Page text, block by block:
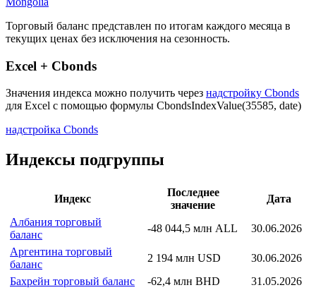
Страна: Монголия
Рассчитывающая Организация: National Statistical Office of
Торговый баланс представлен по итогам каждого месяца в
текущих ценах без исключения на сезонность.
Excel + Cbonds
для Excel с помощью формулы
Индексы подгруппы
Индекс
значение
Албания торговый
баланс
-48 044,5 млн ALL
30.06.2026